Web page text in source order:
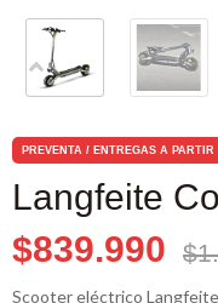
PREVENTA / ENTREGAS A
Langfeite
$839.990
Scooter eléctrico